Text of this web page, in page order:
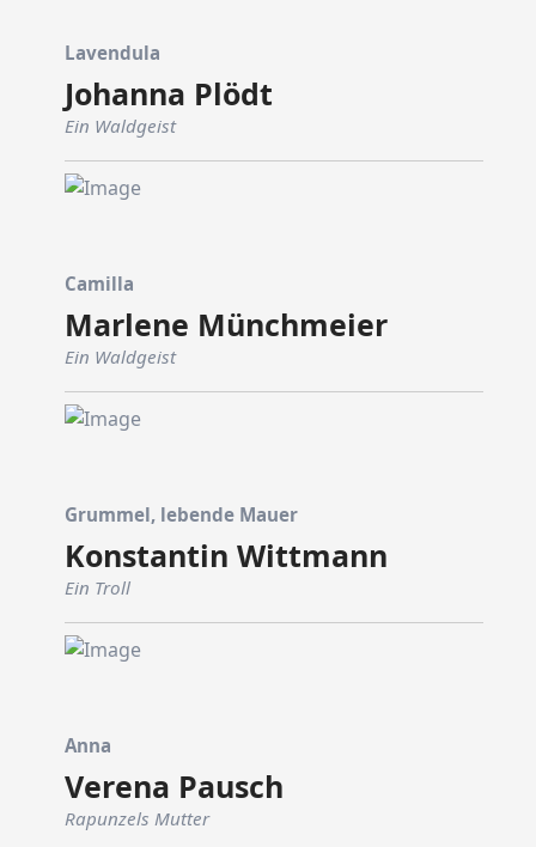
Lavendula
Johanna Plödt
Ein Waldgeist
Camilla
Marlene Münchmeier
Ein Waldgeist
Grummel, lebende Mauer
Konstantin Wittmann
Ein Troll
Anna
Verena Pausch
Rapunzels Mutter